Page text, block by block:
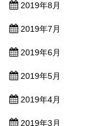
2019年8月
2019年7月
2019年6月
2019年5月
2019年4月
2019年3月